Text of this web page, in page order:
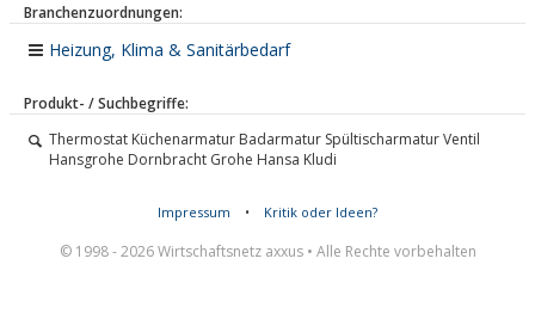
Branchenzuordnungen:
Heizung, Klima & Sanitärbedarf
Produkt- / Suchbegriffe:
Thermostat Küchenarmatur Badarmatur Spültischarmatur Ventil
Hansgrohe Dornbracht Grohe Hansa Kludi
Impressum • Kritik oder Ideen?
© 1998 - 2026 Wirtschaftsnetz axxus • Alle Rechte vorbehalten